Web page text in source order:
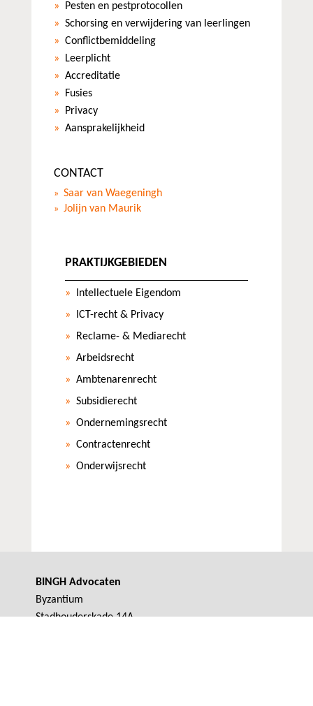
Pesten en pestprotocollen
Schorsing en verwijdering van leerlingen
Conflictbemiddeling
Leerplicht
Accreditatie
Fusies
Privacy
Aansprakelijkheid
CONTACT
Saar van Waegeningh
Jolijn van Maurik
PRAKTIJKGEBIEDEN
Intellectuele Eigendom
ICT-recht & Privacy
Reclame- & Mediarecht
Arbeidsrecht
Ambtenarenrecht
Subsidierecht
Ondernemingsrecht
Contractenrecht
Onderwijsrecht
BINGH Advocaten
Byzantium
Stadhouderskade 14A